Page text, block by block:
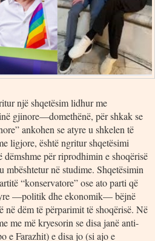
një shqetësim lidhur me
gjinore—domethënë, për shkak se
ankohen se atyre u shkelen të
ligjore, është ngritur shqetësimi
dëmshme për riprodhimin e shoqërisë
mbështetur në studime. Shqetësimin
“konservatore” ose ato parti që
—politik dhe ekonomik— bëjnë
në dëm të përparimit të shoqërisë. Në
me më kryesorin se disa janë anti-
e Farazhit) e disa jo (si ajo e